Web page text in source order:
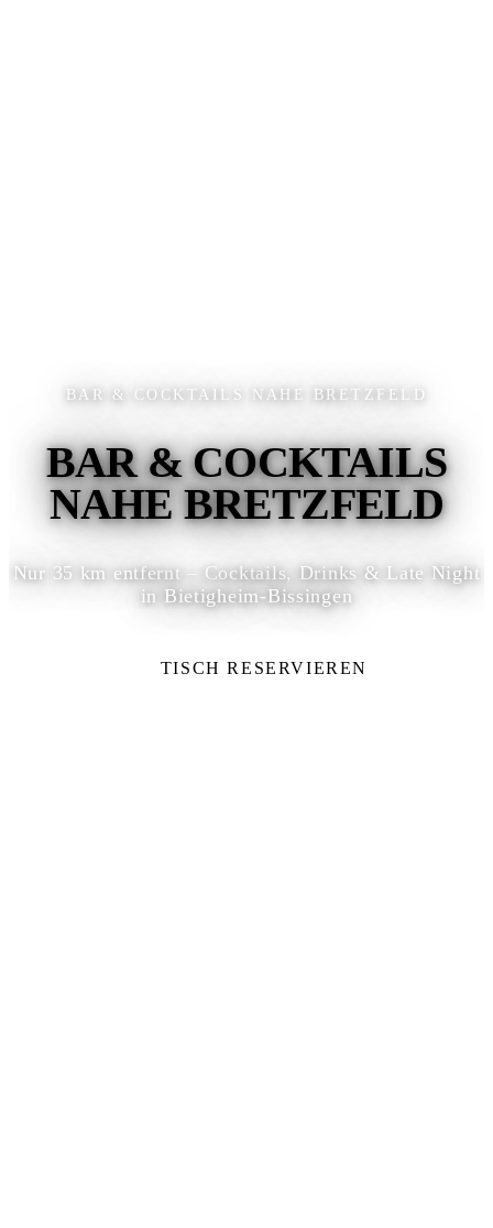
BAR & COCKTAILS NAHE BRETZFELD
BAR & COCKTAILS
NAHE BRETZFELD
Nur 35 km entfernt – Cocktails, Drinks & Late Night
in Bietigheim-Bissingen
TISCH RESERVIEREN